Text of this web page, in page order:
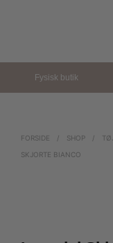
Fysisk butik
FORSIDE / SHOP / TØJ
SKJORTE BIANCO